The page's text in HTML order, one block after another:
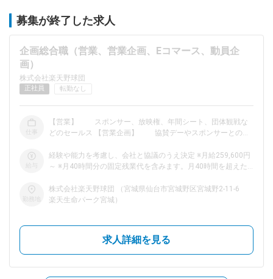
専門サイト
dodaチャットサポート
対応時間：10:00～22:00(日曜・年末年始を除く)
自動案内は24時間365日対応
dodaの使い方は？
今の仕事を続けるべき？
ヘルプ サイトマップ
募集が終了した求人
企画総合職（営業、営業企画、Eコマース、動員企
画）
株式会社楽天野球団
正社員 転勤なし
【営業】 スポンサー、放映権、年間シート、団体観戦な
どのセールス 【営業企画】 協賛デーやスポンサーとのイ
ッズの販売や管理（Eコマース部門の統括） 【動員企画】
主催興行への来場を促進するための企画業務
グルスについて ──────────────────── 楽天イーグ
ルスは2005年に創設した、日本のプロ野球12球団の中で最も
ァンの後押しを受け、楽天イーグルスは常に成長を続けていま
す。
経験や能力を考慮し、会社と協議のうえ決定 ※月給259,600円
～ ※月40時間分の固定残業代を含みます。月40時間を超えた
（259,600円の場合の内訳：月額給与 197,165円＋40時間分の
固定残業代62,435円）
株式会社楽天野球団 （宮城県仙台市宮城野区宮城野2-11-6
楽天生命パーク宮城）
求人詳細を見る